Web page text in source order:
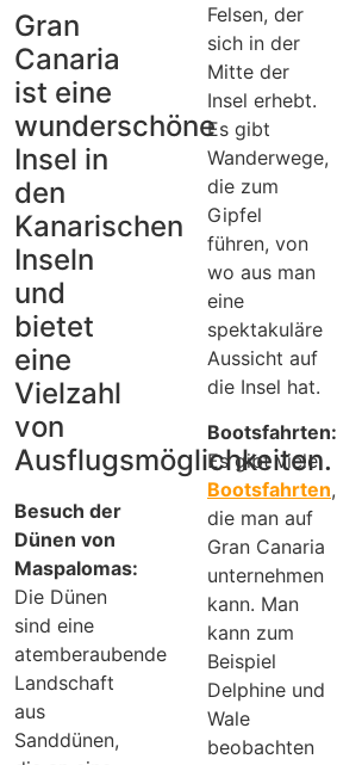
Gran
Canaria
ist eine
wunderschöne
Insel in
den
Kanarischen
Inseln
und
bietet
eine
Vielzahl
von
Ausflugsmöglichkeiten.
Besuch der
Dünen von
Maspalomas:
Die Dünen
sind eine
atemberaubende
Landschaft
aus
Sanddünen,
Felsen, der
sich in der
Mitte der
Insel erhebt.
Es gibt
Wanderwege,
die zum
Gipfel
führen, von
wo aus man
eine
spektakuläre
Aussicht auf
die Insel hat.
Bootsfahrten:
Es gibt viele
Bootsfahrten,
die man auf
Gran Canaria
unternehmen
kann. Man
kann zum
Beispiel
Delphine und
Wale
beobachten